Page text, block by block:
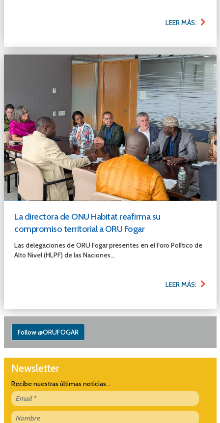
LEER MÁS:
La directora de ONU Habitat reafirma su
compromiso territorial a ORU Fogar
Las delegaciones de ORU Fogar presentes en el Foro Político de
Alto Nivel (HLPF) de las Naciones...
LEER MÁS:
Follow @ORUFOGAR
Newsletter
Recibe nuestras últimas noticias...